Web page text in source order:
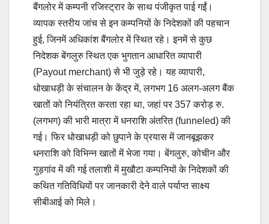
बैंगलोर में कम्पनी रजिस्ट्रार के साथ पंजीकृत पाई गईं।
व्यापक स्तरीय जांच से इन कम्पनियों के निदेशकों की पहचान
हुई, जिनमें अधिकांश बैंगलोर में स्थित रहे। इनमें से कुछ
निदेशक बेंगलुरु स्थित एक भुगतान आधारित व्यापारी
(Payout merchant) से भी जुड़े रहे। यह व्यापारी,
धोखाधड़ी के संचालन के केंद्र में, लगभग 16 अलग-अलग बैंक
खातों को नियंत्रित करता रहा था, जहां पर 357 करोड़ रु.
(लगभग) की भारी मात्रा में धनराशि अंतरित (funneled) की
गई। फिर धोखाधड़ी को छुपाने के प्रयास में जानबूझकर
धनराशि को विभिन्न खातों में भेजा गया। बेंगलुरु, कोचीन और
गुड़गांव में की गई तलाशी में मुखौटा कम्पनियों के निदेशकों की
कथित गतिविधियों पर जानकारी देने वाले पर्याप्त साक्ष्य
सीबीआई को मिले।